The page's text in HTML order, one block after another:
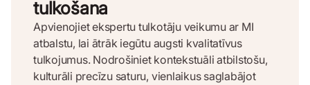
tulkošana
Apvienojiet ekspertu tulkotāju veikumu ar MI
atbalstu, lai ātrāk iegūtu augsti kvalitatīvus
tulkojumus. Nodrošiniet kontekstuāli atbilstošu,
kulturāli precīzu saturu, vienlaikus saglabājot